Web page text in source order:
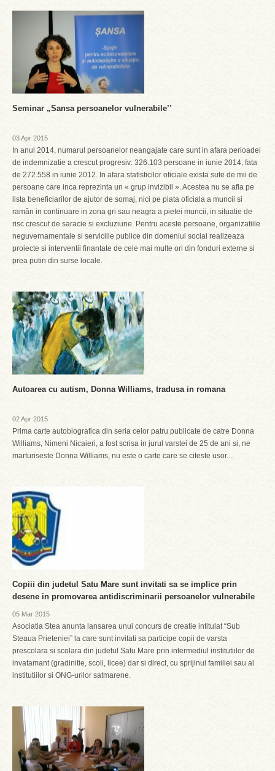
Seminar „Sansa persoanelor vulnerabile’’
03 Apr 2015
In anul 2014, numarul persoanelor neangajate care sunt in afara perioadei
de indemnizatie a crescut progresiv: 326.103 persoane in iunie 2014, fata
de 272.558 in iunie 2012. In afara statisticilor oficiale exista sute de mii de
persoane care inca reprezinta un « grup invizibil ». Acestea nu se afla pe
lista beneficiarilor de ajutor de somaj, nici pe piata oficiala a muncii si
ramân in continuare in zona gri sau neagra a pietei muncii, in situatie de
risc crescut de saracie si excluziune. Pentru aceste persoane, organizatiile
neguvernamentale si serviciile publice din domeniul social realizeaza
proiecte si interventii finantate de cele mai multe ori din fonduri externe si
prea putin din surse locale.
Autoarea cu autism, Donna Williams, tradusa in romana
02 Apr 2015
Prima carte autobiografica din seria celor patru publicate de catre Donna
Williams, Nimeni Nicaieri, a fost scrisa in jurul varstei de 25 de ani si, ne
marturiseste Donna Williams, nu este o carte care se citeste usor....
Copiii din judetul Satu Mare sunt invitati sa se implice prin
desene in promovarea antidiscriminarii persoanelor vulnerabile
05 Mar 2015
Asociatia Stea anunta lansarea unui concurs de creatie intitulat “Sub
Steaua Prieteniei” la care sunt invitati sa participe copii de varsta
prescolara si scolara din judetul Satu Mare prin intermediul institutiilor de
invatamant (gradinitie, scoli, licee) dar si direct, cu sprijinul familiei sau al
institutiilor si ONG-urilor satmarene.